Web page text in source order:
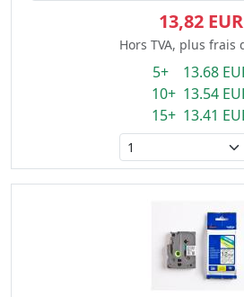
13,82 EUR
Hors TVA, plus frais
5+ 13.68
10+ 13.54
15+ 13.41